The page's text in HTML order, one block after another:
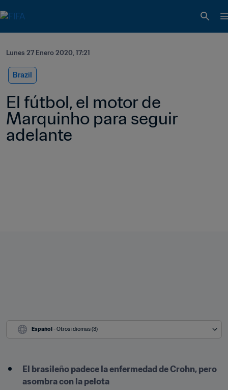
Lunes 27 Enero 2020, 17:21
Brazil
El fútbol, el motor de
Marquinho para seguir
adelante
Español - Otros idiomas (3)
El brasileño padece la enfermedad de Crohn, pero
asombra con la pelota